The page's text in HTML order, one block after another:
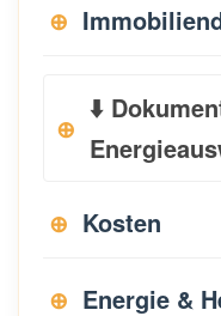
⬇️
Kosten
Energie &